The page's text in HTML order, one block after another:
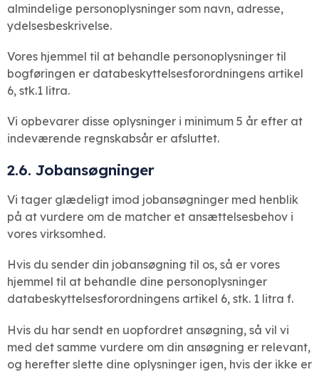
almindelige personoplysninger som navn, adresse,
ydelsesbeskrivelse.
Vores hjemmel til at behandle personoplysninger til
bogføringen er databeskyttelsesforordningens artikel
6, stk.1 litra.
Vi opbevarer disse oplysninger i minimum 5 år efter at
indeværende regnskabsår er afsluttet.
2.6. Jobansøgninger
Vi tager glædeligt imod jobansøgninger med henblik
på at vurdere om de matcher et ansættelsesbehov i
vores virksomhed.
Hvis du sender din jobansøgning til os, så er vores
hjemmel til at behandle dine personoplysninger
databeskyttelsesforordningens artikel 6, stk. 1 litra f.
Hvis du har sendt en uopfordret ansøgning, så vil vi
med det samme vurdere om din ansøgning er relevant,
og herefter slette dine oplysninger igen, hvis der ikke er